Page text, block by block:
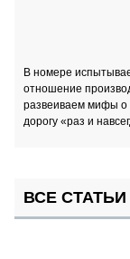
В номере
отношение
развеиваем мифы о
дорогу «раз и
ВСЕ